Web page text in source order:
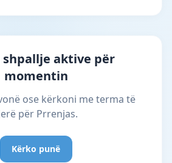
shpallje aktive për
momentin
ose kërkoni me terma të
për Prrenjas.
Kërko punë